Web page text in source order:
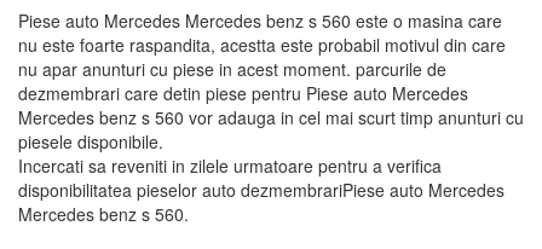
Piese auto Mercedes Mercedes benz s 560 este o masina care
nu este foarte raspandita, acestta este probabil motivul din care
nu apar anunturi cu piese in acest moment. parcurile de
dezmembrari care detin piese pentru Piese auto Mercedes
Mercedes benz s 560 vor adauga in cel mai scurt timp anunturi cu
piesele disponibile.
Incercati sa reveniti in zilele urmatoare pentru a verifica
disponibilitatea pieselor auto dezmembrariPiese auto Mercedes
Mercedes benz s 560.